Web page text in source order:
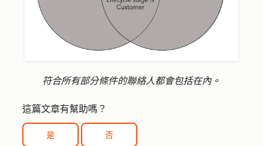
符合所有部分條件的聯絡人都會包括在內。
這篇文章有幫助嗎？
是 否